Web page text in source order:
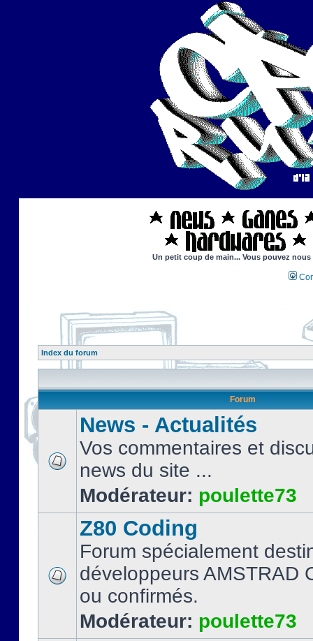
Un petit coup de main... Vous pouvez
Index du forum
Forum
News - Actualités
Vos commentaires et
news du site ...
Modérateur: poulette73
Z80 Coding
Forum spécialement
développeurs AMSTRAD
ou confirmés.
Modérateur: poulette73